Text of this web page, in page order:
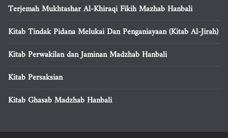
Terjemah Mukhtashar Al-Khiraqi Fikih Mazhab Hanbali
Kitab Tindak Pidana Melukai Dan Penganiayaan (Kitab Al-Jirah)
Kitab Perwakilan dan Jaminan Madzhab Hanbali
Kitab Persaksian
Kitab Ghasab Madzhab Hanbali